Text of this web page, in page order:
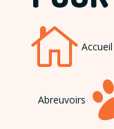
 Accueil
Abreuvoirs